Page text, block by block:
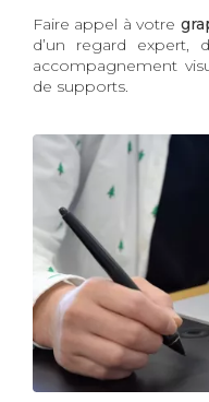
Faire appel à votre
d’un regard expert,
accompagnement
de supports.